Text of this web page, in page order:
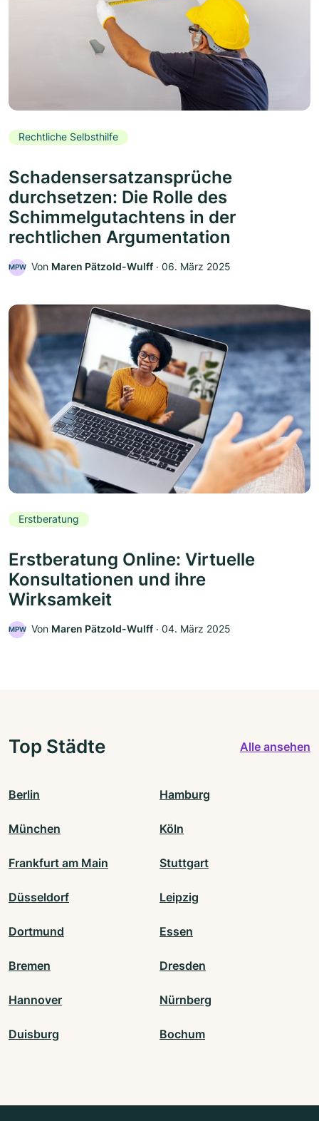
Rechtliche Selbsthilfe
Schadensersatzansprüche
durchsetzen: Die Rolle des
Schimmelgutachtens in der
rechtlichen Argumentation
MPW Von Maren Pätzold-Wulff ‧ 06. März 2025
Erstberatung
Erstberatung Online: Virtuelle
Konsultationen und ihre
Wirksamkeit
MPW Von Maren Pätzold-Wulff ‧ 04. März 2025
Top Städte Alle ansehen
Berlin Hamburg
München Köln
Frankfurt am Main Stuttgart
Düsseldorf Leipzig
Dortmund Essen
Bremen Dresden
Hannover Nürnberg
Duisburg Bochum